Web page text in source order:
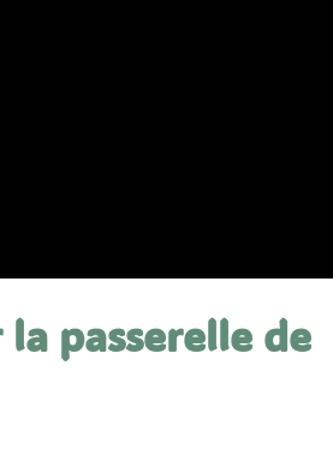
passerelle de